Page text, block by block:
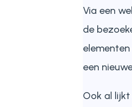
Via een
de
een
Ook al